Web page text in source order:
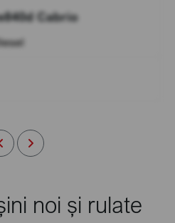
Cabrio
noi și rulate